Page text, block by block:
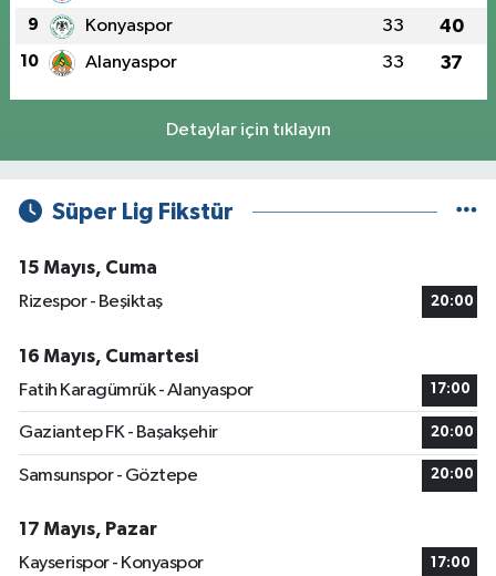
9 Konyaspor 33 40
10 Alanyaspor 33 37
Detaylar için tıklayın
Süper Lig Fikstür
15 Mayıs, Cuma
Rizespor - Beşiktaş
20:00
16 Mayıs, Cumartesi
Fatih Karagümrük - Alanyaspor
17:00
Gaziantep FK - Başakşehir 20:00
Samsunspor - Göztepe 20:00
17 Mayıs, Pazar
Kayserispor - Konyaspor
17:00